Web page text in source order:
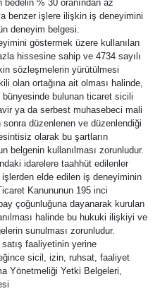
% 30 oranından az
benzer işlere ilişkin iş deneyimini
deneyim belgesi.
göstermek üzere kullanılan
hissesine sahip ve 4734 sayılı
sözleşmelerin yürütülmesi
olan ortağına ait olması halinde,
bulunan ticaret sicili
ya da serbest muhasebeci mali
düzenlenen ve düzenlendiği
olarak bu şartların
belgenin kullanılması zorunludur.
idarelere taahhüt edilenler
işlerden elde edilen iş deneyiminin
Kanununun 195 inci
çoğunluğuna dayanarak kurulan
halinde bu hukuki ilişkiyi ve
sunulması zorunludur.
faaliyetinin yerine
sicil, izin, ruhsat, faaliyet
Yönetmeliği Yetki Belgeleri,